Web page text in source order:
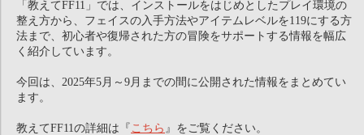
「教えてFF11」では、インストールをはじめとしたプレイ環境の
整え方から、フェイスの入手方法やアイテムレベルを119にする方
法まで、初心者や復帰された方の冒険をサポートする情報を幅広
く紹介しています。
今回は、2025年5月～9月までの間に公開された情報をまとめてい
ます。
教えてFF11の詳細は『 こちら 』をご覧ください。